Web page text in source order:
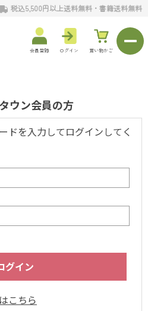
税込5,500円以上送料無料・書籍送料無料
会員登録 ログイン 買い物かご
ウン会員の方
ドを入力してログインしてく
こちら